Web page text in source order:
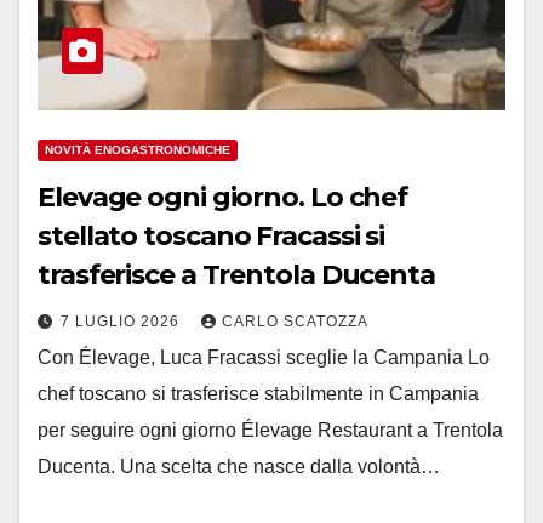
NOVITÀ ENOGASTRONOMICHE
Elevage ogni giorno. Lo chef
stellato toscano Fracassi si
trasferisce a Trentola Ducenta
7 LUGLIO 2026 CARLO SCATOZZA
Con Élevage, Luca Fracassi sceglie la Campania Lo
chef toscano si trasferisce stabilmente in Campania
per seguire ogni giorno Élevage Restaurant a Trentola
Ducenta. Una scelta che nasce dalla volontà…